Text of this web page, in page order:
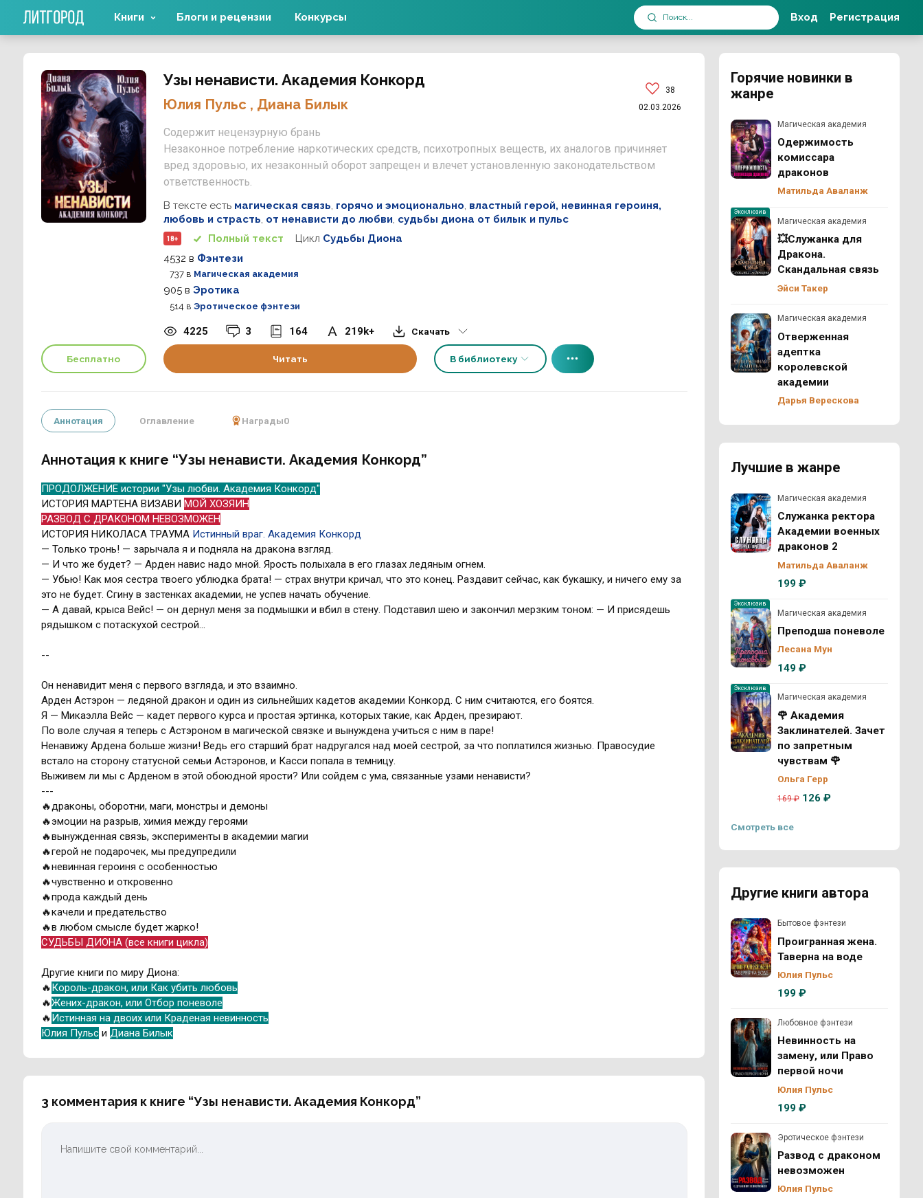
Бесплатно
Узы ненависти. Академия Конкорд
Юлия Пульс , Диана Билык
38
02.03.2026
Содержит нецензурную брань
Незаконное потребление наркотических средств, психотропных веществ, их аналогов причиняет
вред здоровью, их незаконный оборот запрещен и влечет установленную законодательством
ответственность.
В тексте есть магическая связь горячо и эмоционально властный герой, невинная героиня,
любовь и страсть от ненависти до любви судьбы диона от билык и пульс
18+ Полный текст Цикл Судьбы Диона
4532 в Фэнтези
737 в Магическая академия
905 в Эротика
514 в Эротическое фэнтези
4225 3 164 219k+ Скачать
Читать В библиотеку
Аннотация Оглавление Награды0
Аннотация к книге “Узы ненависти. Академия Конкорд”
ПРОДОЛЖЕНИЕ истории "Узы любви. Академия Конкорд"
ИСТОРИЯ МАРТЕНА ВИЗАВИ МОЙ ХОЗЯИН
РАЗВОД С ДРАКОНОМ НЕВОЗМОЖЕН
ИСТОРИЯ НИКОЛАСА ТРАУМА Истинный враг. Академия Конкорд
— Только тронь! — зарычала я и подняла на дракона взгляд.
— И что же будет? — Арден навис надо мной. Ярость полыхала в его глазах ледяным огнем.
— Убью! Как моя сестра твоего ублюдка брата! — страх внутри кричал, что это конец. Раздавит сейчас, как букашку, и ничего ему за
это не будет. Сгину в застенках академии, не успев начать обучение.
— А давай, крыса Вейс! — он дернул меня за подмышки и вбил в стену. Подставил шею и закончил мерзким тоном: — И присядешь
рядышком с потаскухой сестрой…
--
Он ненавидит меня с первого взгляда, и это взаимно.
Арден Астэрон — ледяной дракон и один из сильнейших кадетов академии Конкорд. С ним считаются, его боятся.
Я — Микаэлла Вейс — кадет первого курса и простая эртинка, которых такие, как Арден, презирают.
По воле случая я теперь с Астэроном в магической связке и вынуждена учиться с ним в паре!
Ненавижу Ардена больше жизни! Ведь его старший брат надругался над моей сестрой, за что поплатился жизнью. Правосудие
встало на сторону статусной семьи Астэронов, и Касси попала в темницу.
Выживем ли мы с Арденом в этой обоюдной ярости? Или сойдем с ума, связанные узами ненависти?
---
🔥драконы, оборотни, маги, монстры и демоны
🔥эмоции на разрыв, химия между героями
🔥вынужденная связь, эксперименты в академии магии
🔥герой не подарочек, мы предупредили
🔥невинная героиня с особенностью
🔥чувственно и откровенно
🔥прода каждый день
🔥качели и предательство
🔥в любом смысле будет жарко!
СУДЬБЫ ДИОНА (все книги цикла)
Другие книги по миру Диона:
🔥Король-дракон, или Как убить любовь
🔥Жених-дракон, или Отбор поневоле
🔥Истинная на двоих или Краденая невинность
Юлия Пульси Диана Билык
3 комментария к книге “Узы ненависти. Академия Конкорд”
Горячие новинки в
жанре
Магическая академия
Одержимость
комиссара
драконов
Матильда Аваланж
Эксклюзив
Магическая академия
💥Служанка для
Дракона.
Скандальная связь
Эйси Такер
Магическая академия
Отверженная
адептка
королевской
академии
Дарья Верескова
Лучшие в жанре
Магическая академия
Служанка ректора
Академии военных
драконов 2
Матильда Аваланж
199 ₽
Эксклюзив
Магическая академия
Преподша поневоле
Лесана Мун
149 ₽
Эксклюзив
Магическая академия
🌹 Академия
Заклинателей. Зачет
по запретным
чувствам 🌹
Ольга Герр
169 ₽126 ₽
Смотреть все
Другие книги автора
Бытовое фэнтези
Проигранная жена.
Таверна на воде
Юлия Пульс
199 ₽
Любовное фэнтези
Невинность на
замену, или Право
первой ночи
Юлия Пульс
199 ₽
Эротическое фэнтези
Развод с драконом
невозможен
Юлия Пульс
Книги Блоги и рецензии Конкурсы Вход Регистрация